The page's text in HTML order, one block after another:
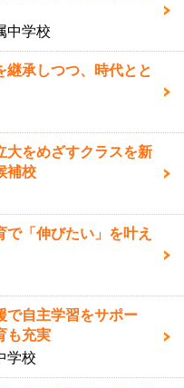
中学校
継承しつつ、時代とと
大をめざすクラスを新
補校
で「伸びたい」を叶え
で自主学習をサポー
も充実
学校